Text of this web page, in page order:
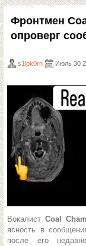
Фронтмен
опроверг
s1ipk0rn Июль 30
Вокалист Coal
ясность в
после его